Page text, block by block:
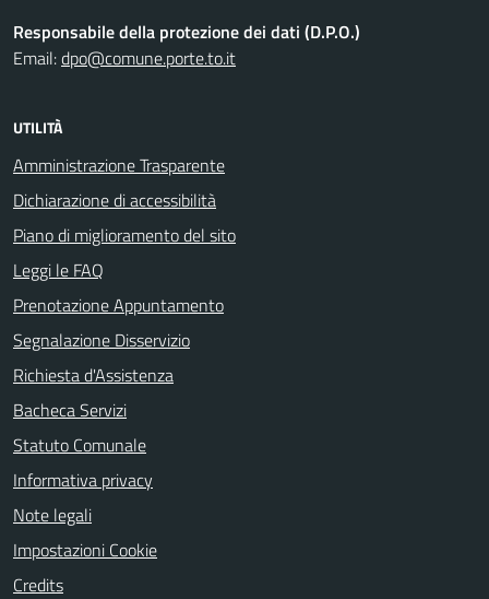
Responsabile della protezione dei dati (D.P.O.)
Email:dpo@comune.porte.to.it
UTILITÀ
Amministrazione Trasparente
Dichiarazione di accessibilità
Piano di miglioramento del sito
Leggi le FAQ
Prenotazione Appuntamento
Segnalazione Disservizio
Richiesta d'Assistenza
Bacheca Servizi
Statuto Comunale
Informativa privacy
Note legali
Impostazioni Cookie
Credits